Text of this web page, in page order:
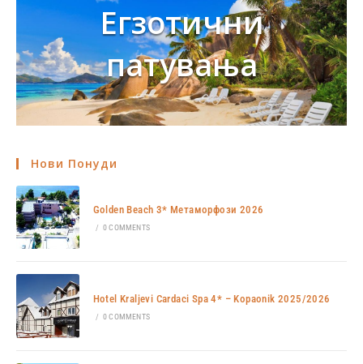
Егзотични
патувања
Нови Понуди
Golden Beach 3* Метаморфози 2026
/ 0 COMMENTS
Hotel Kraljevi Cardaci Spa 4* – Kopaonik 2025/2026
/ 0 COMMENTS